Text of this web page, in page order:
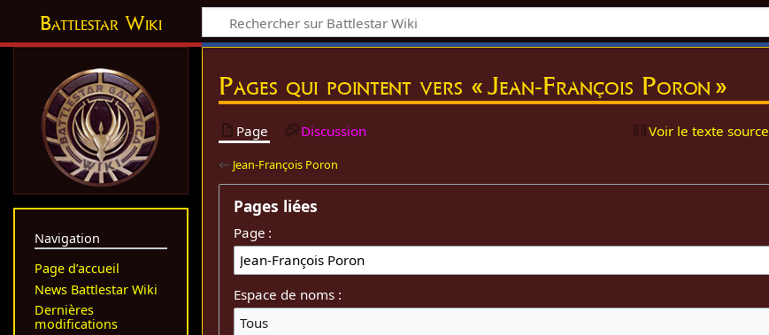
Battlestar Wiki
Pages qui pointent vers « Jean-François Poron »
Page Discussion Voir le texte source
← Jean-François Poron
Pages liées
Page :
Espace de noms :
Tous
Navigation
Page d’accueil
News Battlestar Wiki
Dernières
modifications